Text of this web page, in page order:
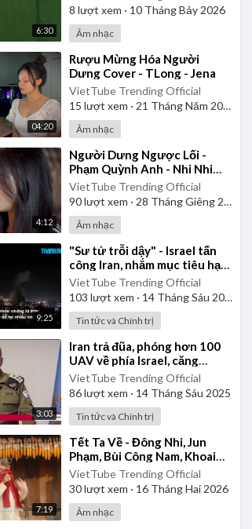
6:30
8 lượt xem · 10 Tháng Bảy 2026
Âm nhạc
04:20
⁣Rượu Mừng Hóa Người
Dưng Cover - TLong - Jena
VietTube Trending Official
15 lượt xem · 21 Tháng Năm 2026
Âm nhạc
4:12
⁣Người Dưng Ngược Lối -
Phạm Quỳnh Anh - Nhi Nhi
Cover
VietTube Trending Official
90lượt xem · 28 Tháng Giêng 2025
Âm nhạc
9:25
⁣"Sư tử trỗi dậy" - Israel tấn
công Iran, nhắm mục tiêu hạt
nhân, tên lửa, chỉ huy
VietTube Trending Official
103 lượt xem · 14 Tháng Sáu 2025
Tin tức và Chính trị
3:03
⁣Iran trả đũa, phóng hơn 100
UAV về phía Israel, căng
thẳng leo thang
VietTube Trending Official
86lượt xem · 14 Tháng Sáu 2025
Tin tức và Chính trị
7:19
⁣Tết Ta Về - Đông Nhi, Jun
Phạm, Bùi Công Nam, Khoai
Lang Thang, CONGB - Nhạc
Tết 2026 | Official Mus
VietTube Trending Official
30lượt xem · 16 Tháng Hai 2026
Âm nhạc